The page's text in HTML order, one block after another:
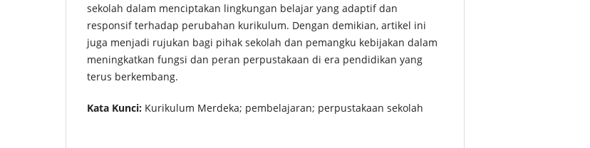
sekolah dalam menciptakan lingkungan belajar yang adaptif dan
responsif terhadap perubahan kurikulum. Dengan demikian, artikel ini
juga menjadi rujukan bagi pihak sekolah dan pemangku kebijakan dalam
meningkatkan fungsi dan peran perpustakaan di era pendidikan yang
terus berkembang.
Kata Kunci: Kurikulum Merdeka; pembelajaran; perpustakaan sekolah